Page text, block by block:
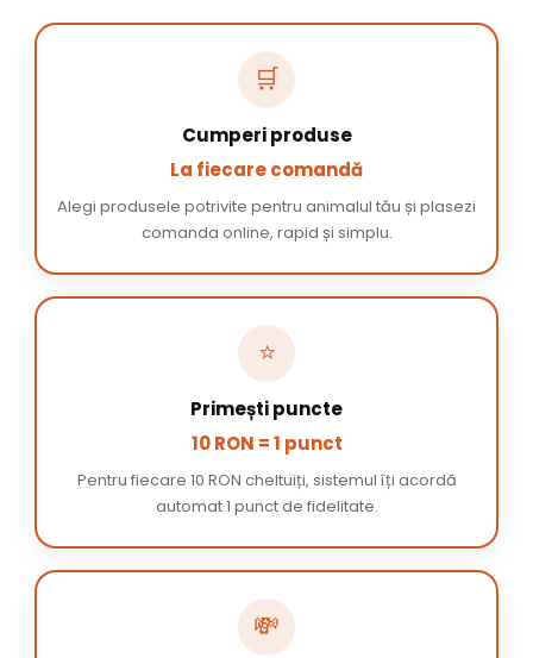
🛒
Cumperi produse
La fiecare comandă
Alegi produsele potrivite pentru animalul tău și plasezi
comanda online, rapid și simplu.
⭐
Primești puncte
10 RON = 1 punct
Pentru fiecare 10 RON cheltuiți, sistemul îți acordă
automat 1 punct de fidelitate.
💸